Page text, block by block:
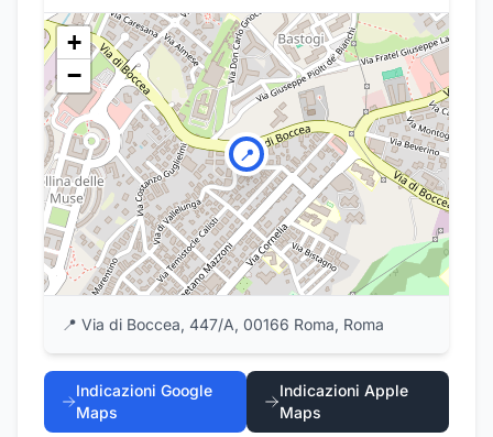
📍
+
−
📍 Via di Boccea, 447/A, 00166 Roma, Roma
Indicazioni Google
Maps
Indicazioni Apple
Maps